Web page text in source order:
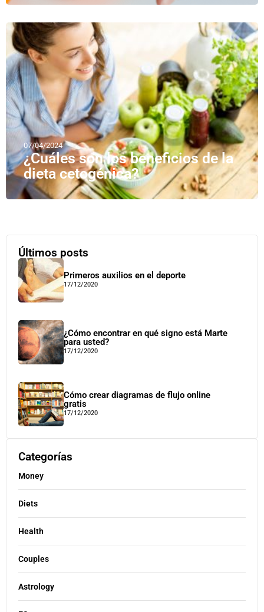
07/04/2024
¿Cuáles son los beneficios de la
dieta cetogénica?
Últimos posts
Primeros auxilios en el deporte
17/12/2020
¿Cómo encontrar en qué signo está Marte
para usted?
17/12/2020
Cómo crear diagramas de flujo online
gratis
17/12/2020
Categorías
Money
Diets
Health
Couples
Astrology